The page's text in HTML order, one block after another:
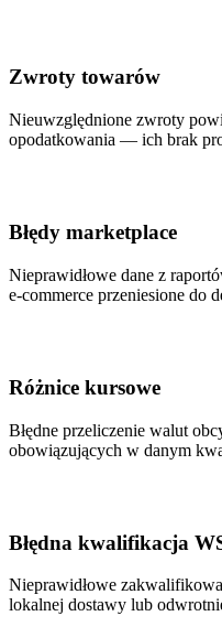
Zwroty towarów
Nieuwzględnione zwroty
opodatkowania — ich brak
Błędy marketplace
Nieprawidłowe dane z
e-commerce przeniesione do
Różnice kursowe
Błędne przeliczenie walut
obowiązujących w danym
Błędna kwalifikacja
Nieprawidłowe
lokalnej dostawy lub